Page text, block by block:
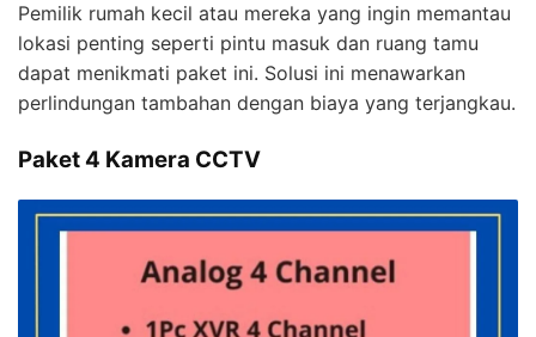
Pemilik rumah kecil atau mereka yang ingin memantau
lokasi penting seperti pintu masuk dan ruang tamu
dapat menikmati paket ini. Solusi ini menawarkan
perlindungan tambahan dengan biaya yang terjangkau.
Paket 4 Kamera CCTV